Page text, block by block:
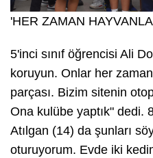
'HER ZAMAN
5'inci sınıf öğrencisi Ali
koruyun. Onlar her zaman
parçası. Bizim sitenin
Ona kulübe yaptık" dedi.
Atılgan (14) da şunları
oturuyorum. Evde iki